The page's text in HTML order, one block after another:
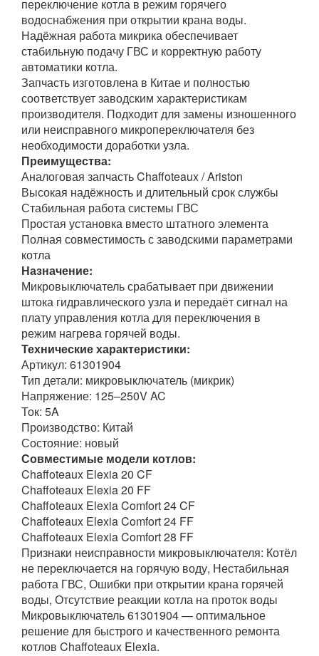
переключение котла в режим горячего
водоснабжения при открытии крана воды.
Надёжная работа микрика обеспечивает
стабильную подачу ГВС и корректную работу
автоматики котла.
Запчасть изготовлена в Китае и полностью
соответствует заводским характеристикам
производителя. Подходит для замены изношенного
или неисправного микропереключателя без
необходимости доработки узла.
Преимущества:
Аналоговая запчасть Chaffoteaux / Ariston
Высокая надёжность и длительный срок службы
Стабильная работа системы ГВС
Простая установка вместо штатного элемента
Полная совместимость с заводскими параметрами
котла
Назначение:
Микровыключатель срабатывает при движении
штока гидравлического узла и передаёт сигнал на
плату управления котла для переключения в
режим нагрева горячей воды.
Технические характеристики:
Артикул: 61301904
Тип детали: микровыключатель (микрик)
Напряжение: 125–250V AC
Ток: 5A
Производство: Китай
Состояние: новый
Совместимые модели котлов:
Chaffoteaux Elexia 20 CF
Chaffoteaux Elexia 20 FF
Chaffoteaux Elexia Comfort 24 CF
Chaffoteaux Elexia Comfort 24 FF
Chaffoteaux Elexia Comfort 28 FF
Признаки неисправности микровыключателя: Котёл
не переключается на горячую воду, Нестабильная
работа ГВС, Ошибки при открытии крана горячей
воды, Отсутствие реакции котла на проток воды
Микровыключатель 61301904 — оптимальное
решение для быстрого и качественного ремонта
котлов Chaffoteaux Elexia.